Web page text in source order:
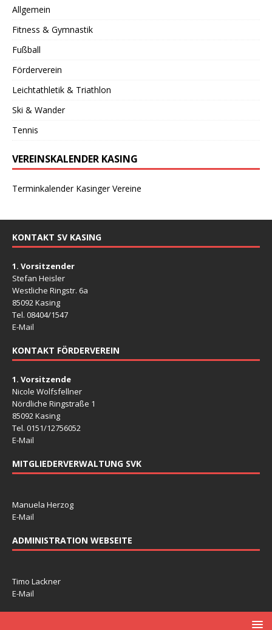
Allgemein
Fitness & Gymnastik
Fußball
Förderverein
Leichtathletik & Triathlon
Ski & Wander
Tennis
VEREINSKALENDER KASING
Terminkalender Kasinger Vereine
KONTAKT SV KASING
1. Vorsitzender
Stefan Heisler
Westliche Ringstr. 6a
85092 Kasing
Tel. 08404/1547
E-Mail
KONTAKT FÖRDERVEREIN
1. Vorsitzende
Nicole Wolfsfellner
Nördliche Ringstraße 1
85092 Kasing
Tel. 0151/12756052
E-Mail
MITGLIEDERVERWALTUNG SVK
Manuela Herzog
E-Mail
ADMINISTRATION WEBSEITE
Timo Lackner
E-Mail